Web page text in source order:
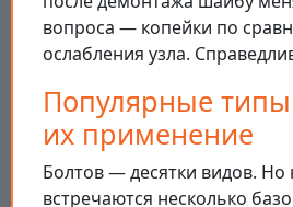
вопроса — копейки по
ослабления узла.
Популярные
их применение
Болтов — десятки видов.
встречаются несколько